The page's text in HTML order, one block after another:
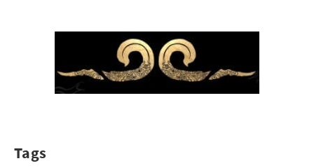
Tags